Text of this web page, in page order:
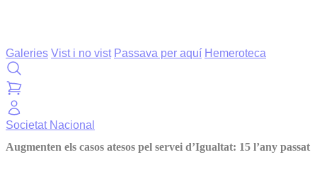
Galeries Vist i no vist Passava per aquí Hemeroteca
Societat Nacional
Augmenten els casos atesos pel servei d’Igualtat: 15 l’any passat